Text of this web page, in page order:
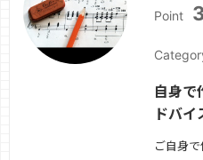
Point
自身で
ドバイ
ご自身